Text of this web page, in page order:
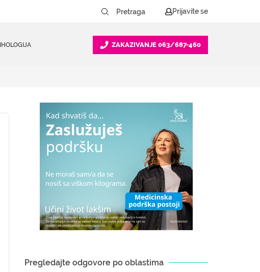
Prijavite se
ZAKAZIVANJE 063/687-460
Pregledajte odgovore po oblastima